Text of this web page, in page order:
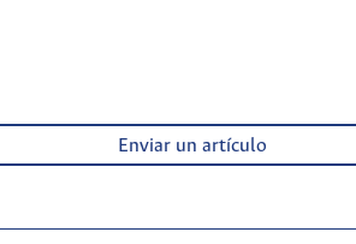
Enviar un artículo